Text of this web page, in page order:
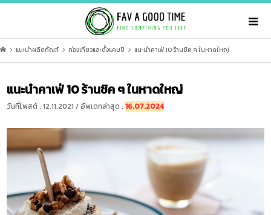
แนะนำผลิตภัณฑ์ ท่องเที่ยวและตั้งแคมป์ แนะนำคาเฟ่ 10 ร้านชิค ๆ ในหาดใหญ่
แนะนำคาเฟ่ 10 ร้านชิค ๆ ในหาดใหญ่
วันที่โพสต์ : 12.11.2021 / อัพเดทล่าสุด :16.07.2024